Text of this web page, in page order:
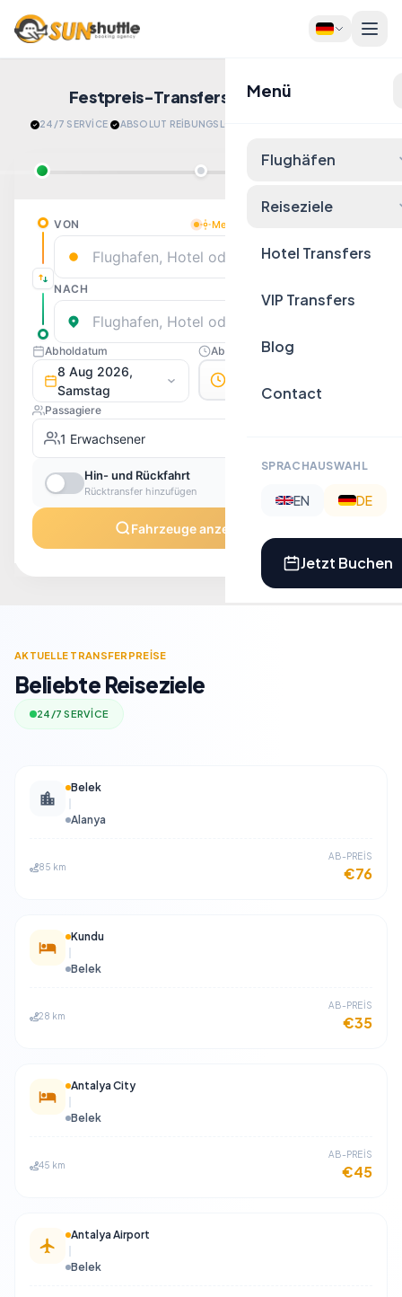
Menü
Flughäfen
Reiseziele
Hotel Transfers
VIP Transfers
Blog
Contact
SPRACHAUSWAHL
EN DE
Jetzt Buchen
Festpreis-Transfers Jetzt Buchen!
24/7 SERVİCE · ABSOLUT REİBUNGSLOS
​AKTUELLE TRANSFERPREİSE
Beliebte Reiseziele
24/7 SERVİCE
Belek
Alanya
85 km
​AB-PREİS
€76
Kundu
Belek
28 km
​AB-PREİS
€35
Antalya City
Belek
45 km
​AB-PREİS
€45
Antalya Airport
Belek